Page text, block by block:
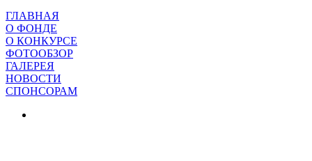
ГЛАВНАЯ
О ФОНДЕ
О КОНКУРСЕ
ФОТООБЗОР
ГАЛЕРЕЯ
НОВОСТИ
СПОНСОРАМ